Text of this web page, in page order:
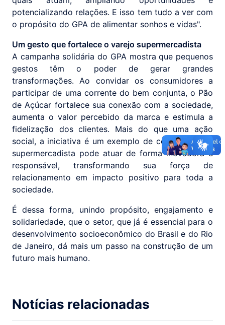
potencializando relações. E isso tem tudo a ver com
o propósito do GPA de alimentar sonhos e vidas".
Um gesto que fortalece o varejo supermercadista
A campanha solidária do GPA mostra que pequenos
gestos têm o poder de gerar grandes
transformações. Ao convidar os consumidores a
participar de uma corrente do bem conjunta, o Pão
de Açúcar fortalece sua conexão com a sociedade,
aumenta o valor percebido da marca e estimula a
fidelização dos clientes. Mais do que uma ação
social, a iniciativa é um exemplo de como o varejo
supermercadista pode atuar de forma inovadora e
responsável, transformando sua força de
relacionamento em impacto positivo para toda a
sociedade.
É dessa forma, unindo propósito, engajamento e
solidariedade, que o setor, que já é essencial para o
desenvolvimento socioeconômico do Brasil e do Rio
de Janeiro, dá mais um passo na construção de um
futuro mais humano.
Notícias relacionadas